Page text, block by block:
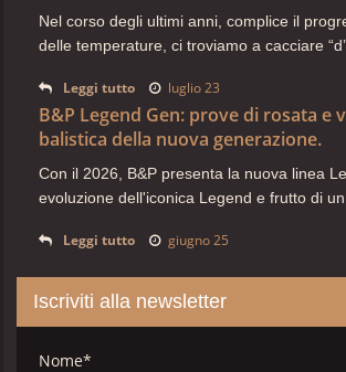
Nel corso degli ultimi anni, complice il
delle temperature, ci troviamo a cacciare
Leggi tutto luglio 23
B&P Legend Gen: prove di rosata e
balistica della nuova generazione.
Con il 2026, B&P presenta la nuova linea
evoluzione dell'iconica Legend e frutto di un
Leggi tutto giugno 25
Iscriviti alla newsletter
Nome*